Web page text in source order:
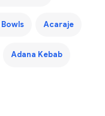
Acaraje
Adana Kebab